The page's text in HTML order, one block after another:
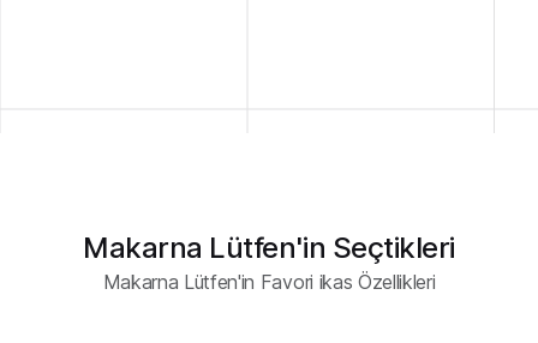
Makarna Lütfen'in Seçtikleri
Makarna Lütfen'in Favori ikas Özellikleri